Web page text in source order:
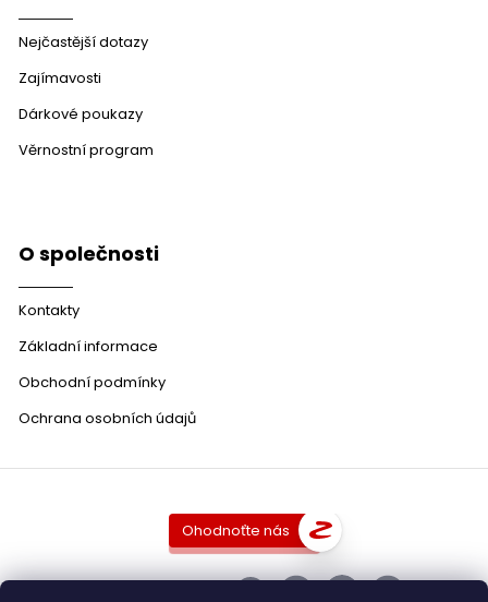
Nejčastější dotazy
Zajímavosti
Dárkové poukazy
Věrnostní program
O společnosti
Kontakty
Základní informace
Obchodní podmínky
Ochrana osobních údajů
Ohodnoťte nás